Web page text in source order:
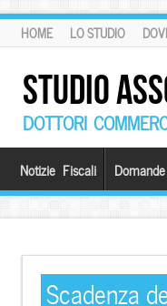
HOME LO STUDIO
STUDIO
DOTTORI
Notizie Fiscali
Scadenza